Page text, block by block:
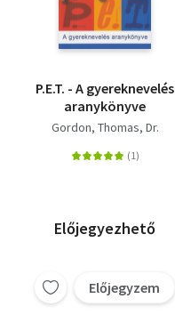
P.E.T. - A gyereknevelés
aranykönyve
Gordon, Thomas, Dr.
Előjegyezhető
Előjegyzem